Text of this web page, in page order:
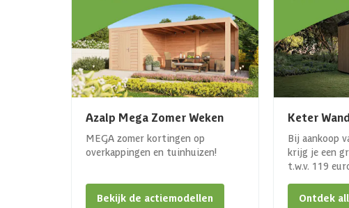
Azalp Mega Zomer Weken
MEGA zomer kortingen op
overkappingen en tuinhuizen!
Bekijk de actiemodellen
Keter
Bij aankoop
krijg je een
t.w.v. 119
Ontdek